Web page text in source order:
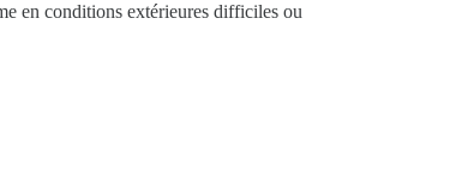
en conditions extérieures difficiles ou